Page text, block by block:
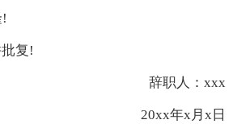
复!
辞职人：xxx
20xx年x月x日